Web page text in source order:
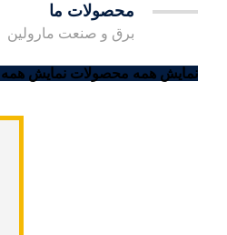
محصولات ما
برق و صنعت مارولین
نمایش همه محصولاتنمایش